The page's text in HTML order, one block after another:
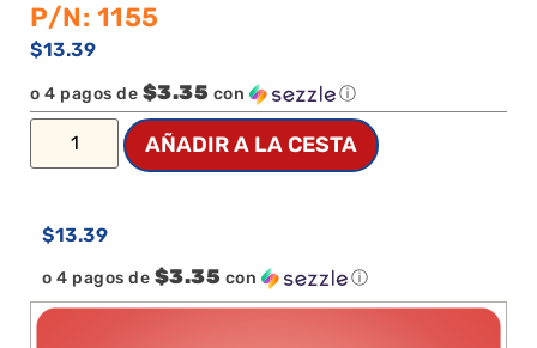
P/N: 1155
$13.39
o 4 pagos de $3.35 con ⓘ
AÑADIR A LA CESTA
$13.39
o 4 pagos de $3.35 con ⓘ